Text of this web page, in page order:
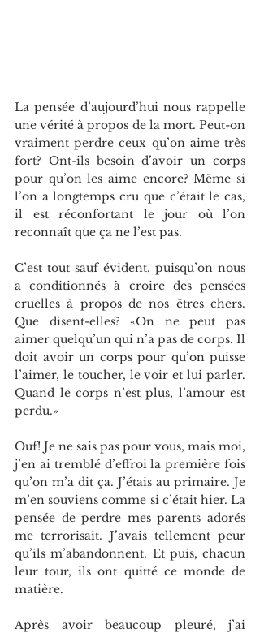
La pensée d’aujourd’hui nous rappelle
une vérité à propos de la mort. Peut-on
vraiment perdre ceux qu’on aime très
fort? Ont-ils besoin d’avoir un corps
pour qu’on les aime encore? Même si
l’on a longtemps cru que c’était le cas,
il est réconfortant le jour où l’on
reconnaît que ça ne l’est pas.
C’est tout sauf évident, puisqu’on nous
a conditionnés à croire des pensées
cruelles à propos de nos êtres chers.
Que disent-elles? «On ne peut pas
aimer quelqu’un qui n’a pas de corps. Il
doit avoir un corps pour qu’on puisse
l’aimer, le toucher, le voir et lui parler.
Quand le corps n’est plus, l’amour est
perdu.»
Ouf! Je ne sais pas pour vous, mais moi,
j’en ai tremblé d’effroi la première fois
qu’on m’a dit ça. J’étais au primaire. Je
m’en souviens comme si c’était hier. La
pensée de perdre mes parents adorés
me terrorisait. J’avais tellement peur
qu’ils m’abandonnent. Et puis, chacun
leur tour, ils ont quitté ce monde de
matière.
Après avoir beaucoup pleuré, j’ai